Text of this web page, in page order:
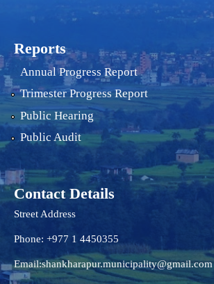
Reports
Annual Progress Report
Trimester Progress Report
Public Hearing
Public Audit
Contact Details
Street Address
Phone: +977 1 4450355
Email:shankharapur.municipality@gmail.com